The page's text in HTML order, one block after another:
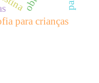
para crianças